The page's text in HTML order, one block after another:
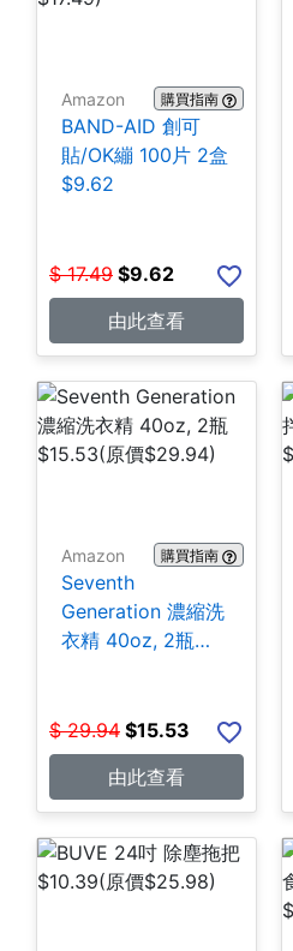
Amazon 購買指南
BAND-AID 創可
貼/OK繃 100片 2盒
$9.62
$ 17.49 $9.62
由此查看
Amazon 購買指南
Seventh
Generation 濃縮洗
衣精 40oz, 2瓶
$ 29.94 $15.53
由此查看